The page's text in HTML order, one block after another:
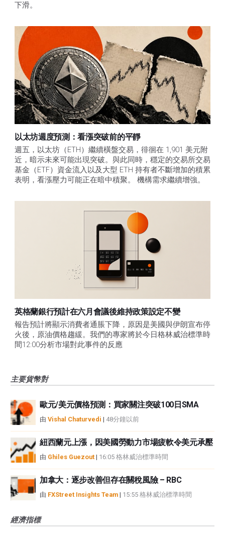
下滑。
以太坊週度預測：看漲突破前的平靜
週五，以太坊（ETH）繼續橫盤交易，徘徊在 1,901 美元附
近，暗示未來可能出現突破。與此同時，穩定的交易所交易
基金（ETF）資金流入以及大型 ETH 持有者不斷增加的積累
表明，看漲壓力可能正在暗中積聚。 機構需求繼續增強。
英格蘭銀行預計在六月會議後維持政策設定不變
報告預計將顯示消費者通脹下降，原因是美國與伊朗宣布停
火後，原油價格趨緩。我們的專家將於今日格林威治標準時
間12:00分析市場對此事件的反應
主要貨幣對
歐元/美元價格預測：買家關注突破100日SMA
由 Vishal Chaturvedi | 48分鐘以前
紐西蘭元上漲，因美國勞動力市場疲軟令美元承壓
由 Ghiles Guezout | 16:05 格林威治標準時間
加拿大：逐步改善但存在關稅風險 – RBC
由 FXStreet Insights Team | 15:55 格林威治標準時間
經濟指標